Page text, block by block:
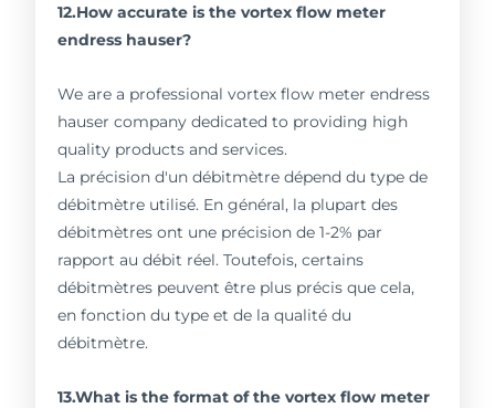
12.How accurate is the vortex flow meter
endress hauser?
We are a professional vortex flow meter endress
hauser company dedicated to providing high
quality products and services.
La précision d'un débitmètre dépend du type de
débitmètre utilisé. En général, la plupart des
débitmètres ont une précision de 1-2% par
rapport au débit réel. Toutefois, certains
débitmètres peuvent être plus précis que cela,
en fonction du type et de la qualité du
débitmètre.
13.What is the format of the vortex flow meter